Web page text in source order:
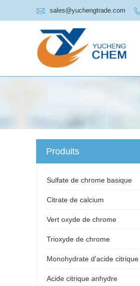
 sales@yuchengtrade.com 
Produits
Sulfate de chrome basique
Citrate de calcium
Vert oxyde de chrome
Trioxyde de chrome
Monohydrate d'acide citrique
Acide citrique anhydre